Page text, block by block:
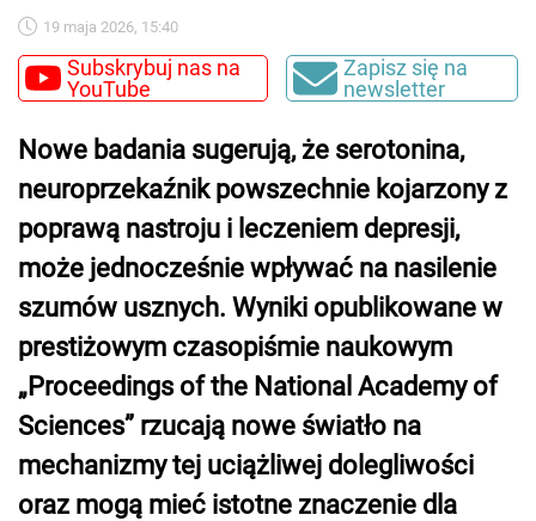
19 maja 2026, 15:40
Subskrybuj nas na
YouTube
Zapisz się na
newsletter
Nowe badania sugerują, że serotonina,
neuroprzekaźnik powszechnie kojarzony z
poprawą nastroju i leczeniem depresji,
może jednocześnie wpływać na nasilenie
szumów usznych. Wyniki opublikowane w
prestiżowym czasopiśmie naukowym
„Proceedings of the National Academy of
Sciences” rzucają nowe światło na
mechanizmy tej uciążliwej dolegliwości
oraz mogą mieć istotne znaczenie dla